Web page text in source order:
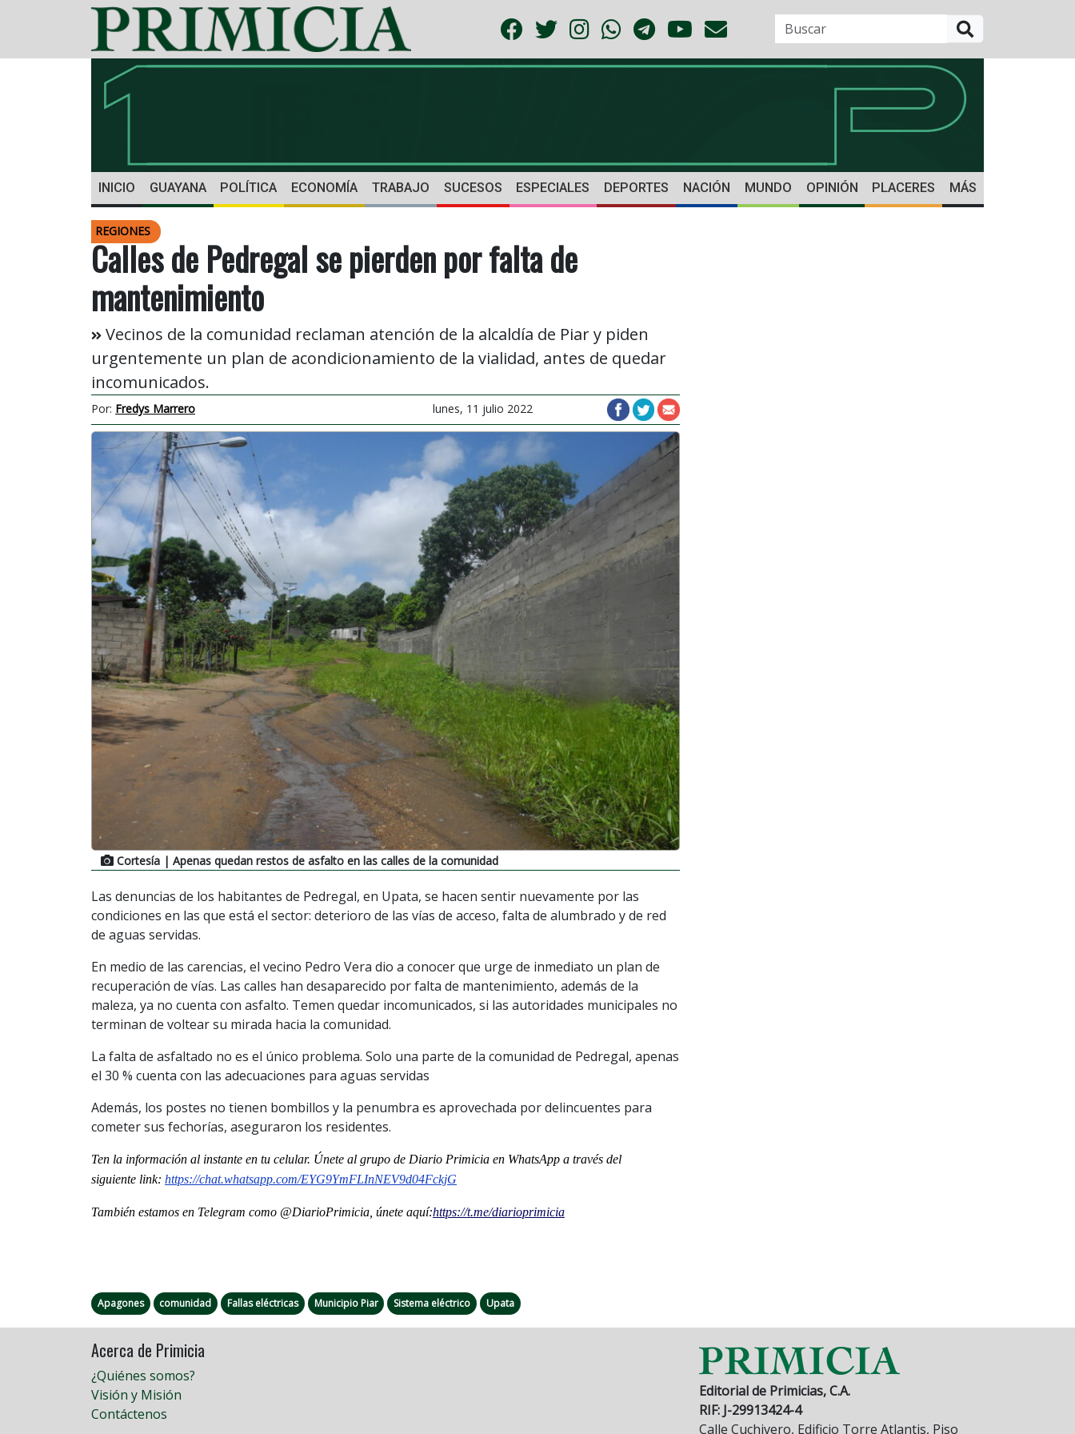
INICIO GUAYANA POLÍTICA ECONOMÍA TRABAJO SUCESOS ESPECIALES DEPORTES NACIÓN MUNDO OPINIÓN PLACERES MÁS
REGIONES
Calles de Pedregal se pierden por falta de
mantenimiento
Vecinos de la comunidad reclaman atención de la alcaldía de Piar y piden
urgentemente un plan de acondicionamiento de la vialidad, antes de quedar
incomunicados.
Por: Fredys Marrero lunes, 11 julio 2022
Cortesía | Apenas quedan restos de asfalto en las calles de la comunidad
Las denuncias de los habitantes de Pedregal, en Upata, se hacen sentir nuevamente por las
condiciones en las que está el sector: deterioro de las vías de acceso, falta de alumbrado y de red
de aguas servidas.
En medio de las carencias, el vecino Pedro Vera dio a conocer que urge de inmediato un plan de
recuperación de vías. Las calles han desaparecido por falta de mantenimiento, además de la
maleza, ya no cuenta con asfalto. Temen quedar incomunicados, si las autoridades municipales no
terminan de voltear su mirada hacia la comunidad.
La falta de asfaltado no es el único problema. Solo una parte de la comunidad de Pedregal, apenas
el 30 % cuenta con las adecuaciones para aguas servidas
Además, los postes no tienen bombillos y la penumbra es aprovechada por delincuentes para
cometer sus fechorías, aseguraron los residentes.
Ten la información al instante en tu celular. Únete al grupo de Diario Primicia en WhatsApp a través del
siguiente link: https://chat.whatsapp.com/EYG9YmFLInNEV9d04FckjG
También estamos en Telegram como @DiarioPrimicia, únete aquí:https://t.me/diarioprimicia
Apagones comunidad Fallas eléctricas Municipio Piar Sistema eléctrico Upata
Acerca de Primicia
¿Quiénes somos?
Visión y Misión
Contáctenos
Editorial de Primicias, C.A.
RIF: J-29913424-4
Calle Cuchivero, Edificio Torre Atlantis, Piso